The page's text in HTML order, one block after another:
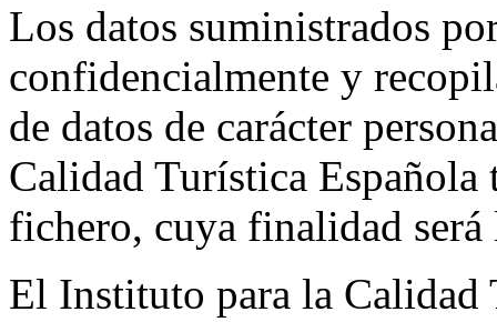
Los datos suministrados
confidencialmente y
de datos de carácter
Calidad Turística
fichero, cuya finalidad será
El Instituto para la Calidad